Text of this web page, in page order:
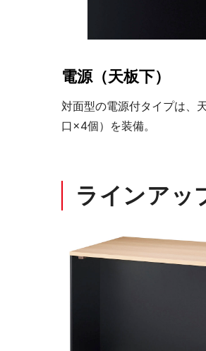
電源（天板下）
対面型の電源付タイプは、
口×4個）を装備。
ラインアッ